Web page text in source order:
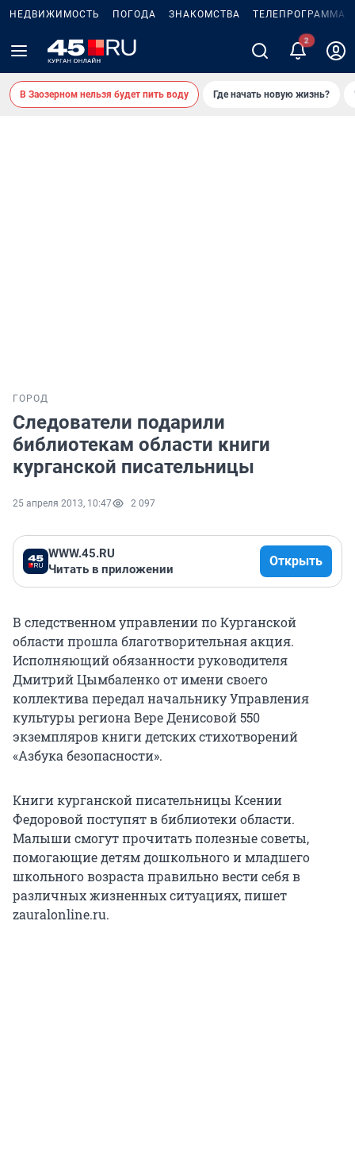
НЕДВИЖИМОСТЬ ПОГОДА ЗНАКОМСТВА ТЕЛЕПРОГРАММА
В Заозерном нельзя будет пить воду Где начать новую жизнь?
ГОРОД
Следователи подарили
библиотекам области книги
курганской писательницы
25 апреля 2013, 10:47 2 097
WWW.45.RU
Читать в приложении
Открыть
В следственном управлении по Курганской
области прошла благотворительная акция.
Исполняющий обязанности руководителя
Дмитрий Цымбаленко от имени своего
коллектива передал начальнику Управления
культуры региона Вере Денисовой 550
экземпляров книги детских стихотворений
«Азбука безопасности».
Книги курганской писательницы Ксении
Федоровой поступят в библиотеки области.
Малыши смогут прочитать полезные советы,
помогающие детям дошкольного и младшего
школьного возраста правильно вести себя в
различных жизненных ситуациях, пишет
zauralonline.ru.